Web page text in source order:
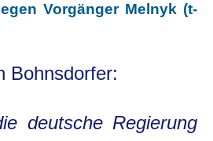
Vorgänger Melnyk (t-
Bohnsdorfer:
deutsche Regierung